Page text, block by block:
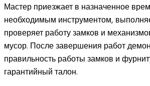
Мастер приезжает в назначенное
необходимым инструментом,
проверяет работу замков и
мусор. После завершения работ
правильность работы замков и
гарантийный талон.